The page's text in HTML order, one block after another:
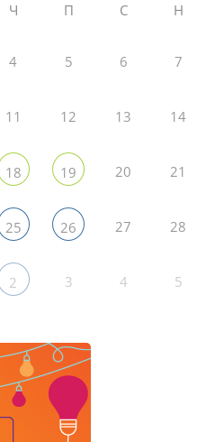
Ч П С Н
4 5 6 7
11 12 13 14
18 19 20 21
25 26 27 28
2 3 4 5